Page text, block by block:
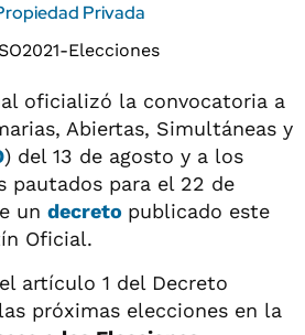
Privada
oficializó la convocatoria a
Abiertas, Simultáneas y
) del 13 de agosto y a los
pautados para el 22 de
un decreto publicado este
Oficial.
artículo 1 del Decreto
próximas elecciones en la